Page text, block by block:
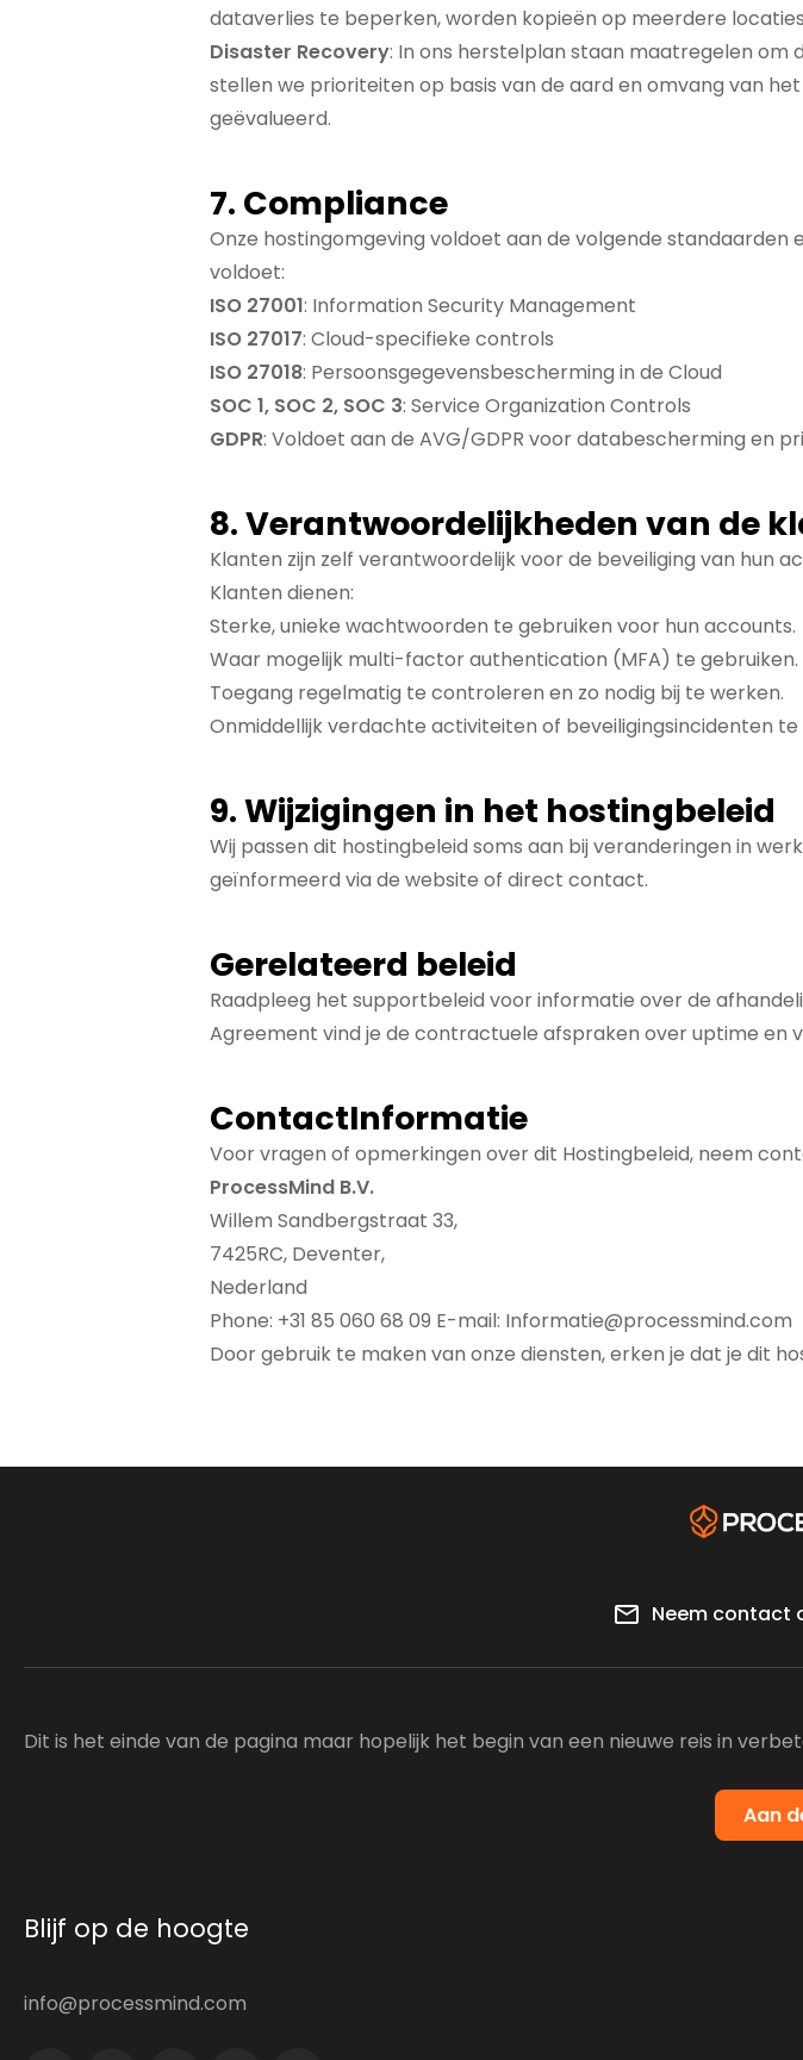
dataverlies te beperken, worden kopieën op meerdere
Disaster Recovery: In ons herstelplan staan maatregelen om
stellen we prioriteiten op basis van de aard en omvang van
geëvalueerd.
7. Compliance
Onze hostingomgeving voldoet aan de volgende
voldoet:
ISO 27001: Information Security Management
ISO 27017: Cloud-specifieke controls
ISO 27018: Persoonsgegevensbescherming in de Cloud
SOC 1, SOC 2, SOC 3: Service Organization Controls
GDPR: Voldoet aan de AVG/GDPR voor databescherming en
8. Verantwoordelijkheden van de
Klanten zijn zelf verantwoordelijk voor de beveiliging van hun
Klanten dienen:
Sterke, unieke wachtwoorden te gebruiken voor hun accounts.
Waar mogelijk multi-factor authentication (MFA) te gebruiken.
Toegang regelmatig te controleren en zo nodig bij te werken.
Onmiddellijk verdachte activiteiten of beveiligingsincidenten
9. Wijzigingen in het hostingbeleid
Wij passen dit hostingbeleid soms aan bij veranderingen in
geïnformeerd via de website of direct contact.
Gerelateerd beleid
Raadpleeg het supportbeleid voor informatie over de
Agreement vind je de contractuele afspraken over uptime en
ContactInformatie
Voor vragen of opmerkingen over dit Hostingbeleid, neem
ProcessMind B.V.
Willem Sandbergstraat 33,
7425RC, Deventer,
Nederland
Phone: +31 85 060 68 09 E-mail: Informatie@processmind.com
Door gebruik te maken van onze diensten, erken je dat je dit
Neem contact
Dit is het einde van de pagina maar hopelijk het begin van een nieuwe reis in
Aan
Blijf op de hoogte
info@processmind.com